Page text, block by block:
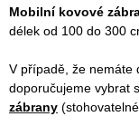
Mobilní kovové
délek od 100 do 300
V případě, že nemáte
doporučujeme vybrat
zábrany